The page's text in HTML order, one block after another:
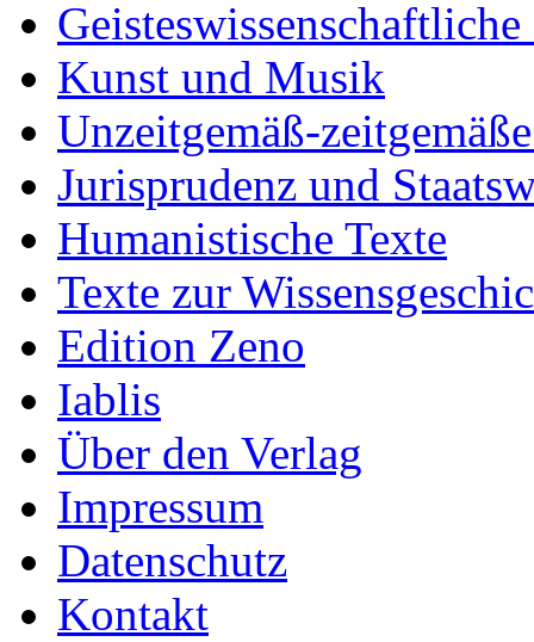
Kunst und Musik
Unzeitgemäß-
Jurisprudenz und
Humanistische Texte
Texte zur
Edition Zeno
Iablis
Über den Verlag
Impressum
Datenschutz
Kontakt